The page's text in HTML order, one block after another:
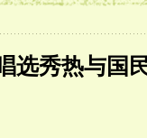
选秀热与国